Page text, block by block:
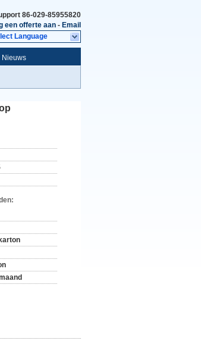
86-029-85955820
een offerte aan - Email
Language
Nieuws